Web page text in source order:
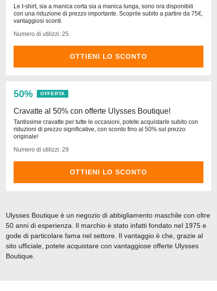
Le t-shirt, sia a manica corta sia a manica lunga, sono ora disponibili
con una riduzione di prezzo importante. Scoprile subito a partire da 75€,
vantaggiosi sconti.
Numero di utilizzi: 25
OTTIENI LO SCONTO
50% OFFERTA
Cravatte al 50% con offerte Ulysses Boutique!
Tantissime cravatte per tutte le occasioni, potete acquistarle subito con
riduzioni di prezzo significative, con sconto fino al 50% sul prezzo
originale!
Numero di utilizzi: 29
OTTIENI LO SCONTO
Ulysses Boutique è un negozio di abbigliamento maschile con oltre
50 anni di esperienza. Il marchio è stato infatti fondato nel 1975 e
gode di particolare fama nel settore. Il vantaggio è che, grazie al
sito ufficiale, potete acquistare con vantaggiose offerte Ulysses
Boutique.